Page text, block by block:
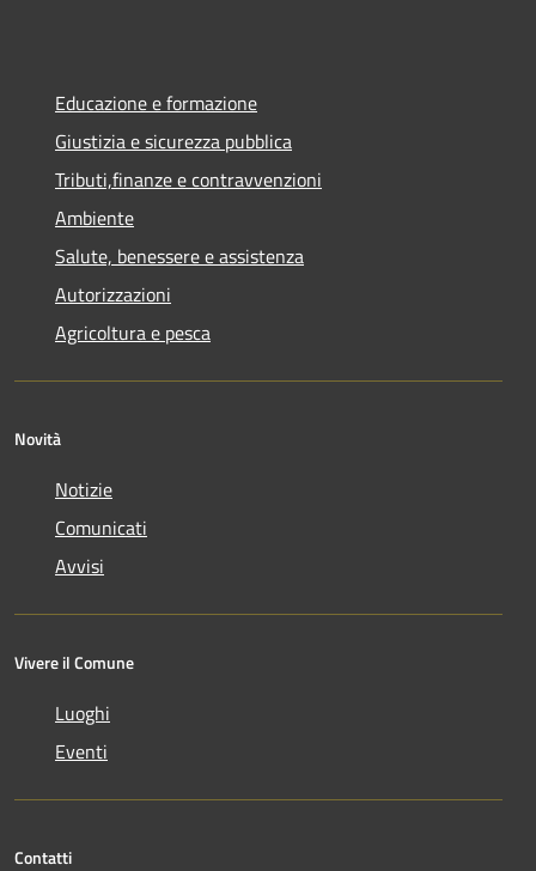
Educazione e formazione
Giustizia e sicurezza pubblica
Tributi,finanze e contravvenzioni
Ambiente
Salute, benessere e assistenza
Autorizzazioni
Agricoltura e pesca
Novità
Notizie
Comunicati
Avvisi
Vivere il Comune
Luoghi
Eventi
Contatti